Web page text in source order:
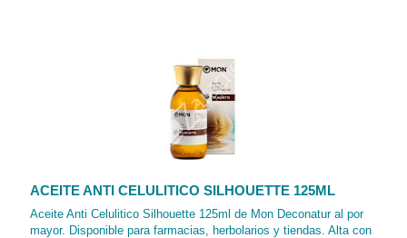
ACEITE ANTI CELULITICO SILHOUETTE 125ML
Aceite Anti Celulitico Silhouette 125ml de Mon Deconatur al por
mayor. Disponible para farmacias, herbolarios y tiendas. Alta con